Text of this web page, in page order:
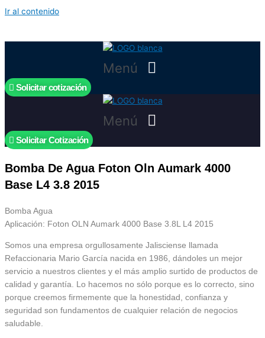
Ir al contenido
Menú
Solicitar cotización
Menú
Solicitar Cotización
Bomba De Agua Foton Oln Aumark 4000
Base L4 3.8 2015
Bomba Agua
Aplicación: Foton OLN Aumark 4000 Base 3.8L L4 2015
Somos una empresa orgullosamente Jalisciense llamada
Refaccionaria Mario García nacida en 1986, dándoles un mejor
servicio a nuestros clientes y el más amplio surtido de productos de
calidad y garantía. Lo hacemos no sólo porque es lo correcto, sino
porque creemos firmemente que la honestidad, confianza y
seguridad son fundamentos de cualquier relación de negocios
saludable.